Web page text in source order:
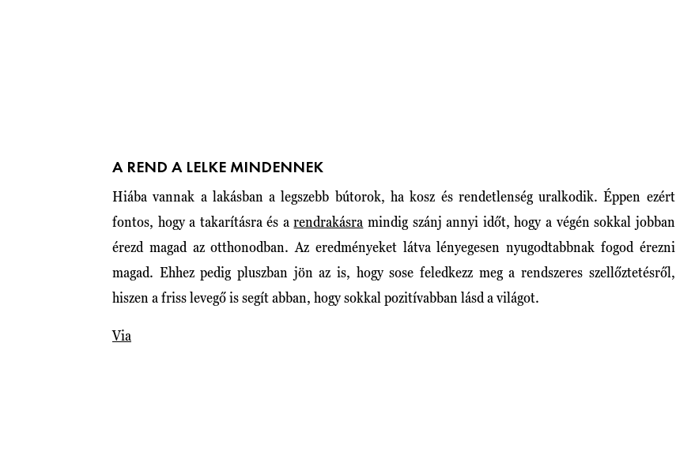
A REND A LELKE MINDENNEK
Hiába vannak a lakásban a legszebb bútorok, ha kosz és rendetlenség uralkodik. Éppen ezért
fontos, hogy a takarításra és arendrakásra mindig szánj annyi időt, hogy a végén sokkal jobban
érezd magad az otthonodban. Az eredményeket látva lényegesen nyugodtabbnak fogod érezni
magad. Ehhez pedig pluszban jön az is, hogy sose feledkezz meg a rendszeres szellőztetésről,
hiszen a friss levegő is segít abban, hogy sokkal pozitívabban lásd a világot.
Via